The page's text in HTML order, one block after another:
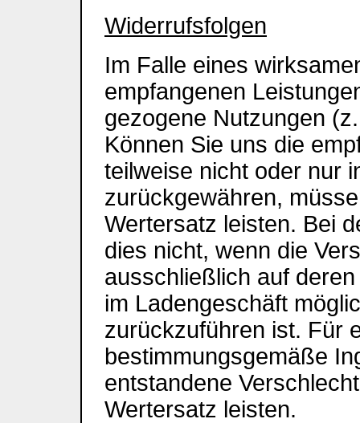
Widerrufsfolgen
Im Falle eines
empfangenen
gezogene Nutzungen
Können Sie uns die
teilweise nicht oder nur
zurückgewähren,
Wertersatz leisten. Bei
dies nicht, wenn die
ausschließlich auf
im Ladengeschäft
zurückzuführen ist. Für
bestimmungsgemäße
entstandene
Wertersatz leisten.